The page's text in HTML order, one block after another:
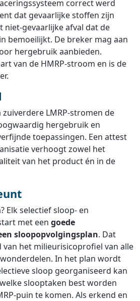
correct werd
dat gevaarlijke stoffen zijn
niet-gevaarlijke afval dat de
bemoeilijkt. De breker mag aan
hergebruik aanbieden.
van de HMRP-stroom en is de
LMRP-stromen de
hergebruik en
toepassingen. Een attest
verhoogt zowel het
van het product én in de
Elk selectief sloop- en
met een goede
sloopopvolgingsplan. Dat
van het milieurisicoprofiel van alle
In het plan wordt
sloop georganiseerd kan
slooptaken best worden
puin te komen. Als erkend en